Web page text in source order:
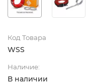
Код Товара
WSS
Наличие:
В наличии